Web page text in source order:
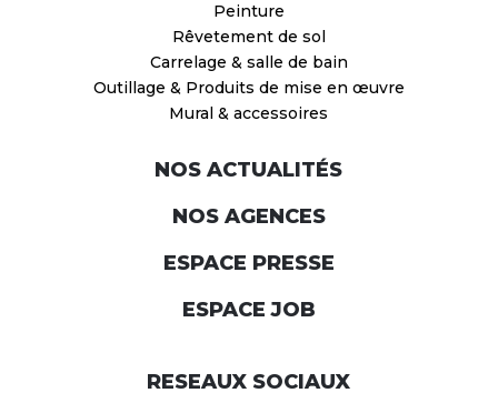
Peinture
Rêvetement de sol
Carrelage & salle de bain
Outillage & Produits de mise en œuvre
Mural & accessoires
NOS ACTUALITÉS
NOS AGENCES
ESPACE PRESSE
ESPACE JOB
RESEAUX SOCIAUX